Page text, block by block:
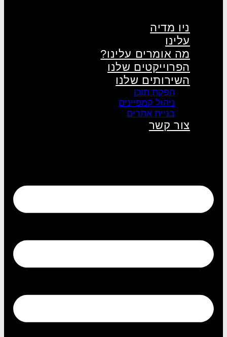
ניו מדיה
עלינו
מה אומרים עלינו?
הפרוייקטים שלנו
השירותים שלנו
הפקת תוכן
ניהול קמפיינים
בניית אתרים
צור קשר